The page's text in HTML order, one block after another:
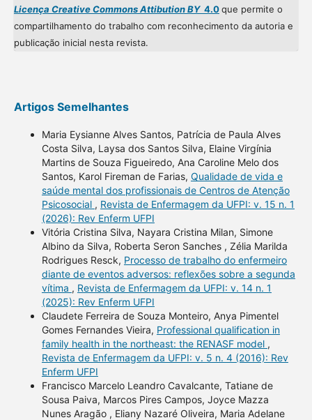
Licença Creative Commons Attibution BY4.0que permite o
compartilhamento do trabalho com reconhecimento da autoria e
publicação inicial nesta revista.
Artigos Semelhantes
Maria Eysianne Alves Santos, Patrícia de Paula Alves
Costa Silva, Laysa dos Santos Silva, Elaine Virgínia
Martins de Souza Figueiredo, Ana Caroline Melo dos
Santos, Karol Fireman de Farias, Qualidade de vida e
saúde mental dos profissionais de Centros de Atenção
Psicosocial , Revista de Enfermagem da UFPI: v. 15 n. 1
(2026): Rev Enferm UFPI
Vitória Cristina Silva, Nayara Cristina Milan, Simone
Albino da Silva, Roberta Seron Sanches , Zélia Marilda
Rodrigues Resck, Processo de trabalho do enfermeiro
diante de eventos adversos: reflexões sobre a segunda
vítima , Revista de Enfermagem da UFPI: v. 14 n. 1
(2025): Rev Enferm UFPI
Claudete Ferreira de Souza Monteiro, Anya Pimentel
Gomes Fernandes Vieira, Professional qualification in
family health in the northeast: the RENASF model ,
Revista de Enfermagem da UFPI: v. 5 n. 4 (2016): Rev
Enferm UFPI
Francisco Marcelo Leandro Cavalcante, Tatiane de
Sousa Paiva, Marcos Pires Campos, Joyce Mazza
Nunes Aragão , Eliany Nazaré Oliveira, Maria Adelane